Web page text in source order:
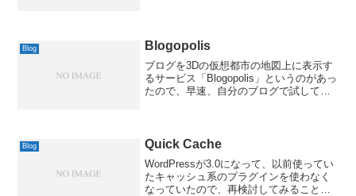
拡大することにし...
Blog Blogopolis
ブログを3Dの仮想都市の地図上に表示す
るサービス「Blogopolis」というのがあっ
たので、早速、自分のブログで試してみ
Blog Quick Cache
WordPressが3.0になって、以前使ってい
たキャッシュ系のプラグインを使わなく
なっていたので、再検討してみることに